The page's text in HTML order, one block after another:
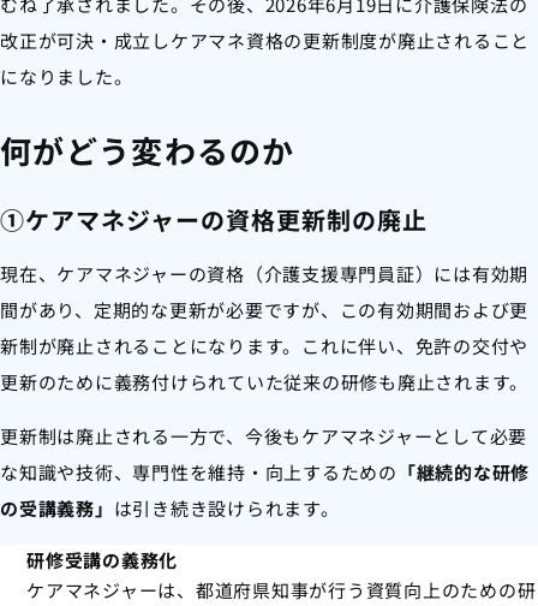
改正が可決・成立しケアマネ資格の更新制度が廃止されること
になりました。
何がどう変わるのか
①ケアマネジャーの資格更新制の廃止
現在、ケアマネジャーの資格（介護支援専門員証）には有効期
間があり、定期的な更新が必要ですが、この有効期間および更
新制が廃止されることになります。これに伴い、免許の交付や
更新のために義務付けられていた従来の研修も廃止されます。
更新制は廃止される一方で、今後もケアマネジャーとして必要
な知識や技術、専門性を維持・向上するための 「継続的な研修
の受講義務」 は引き続き設けられます。
研修受講の義務化
ケアマネジャーは、都道府県知事が行う資質向上のための研